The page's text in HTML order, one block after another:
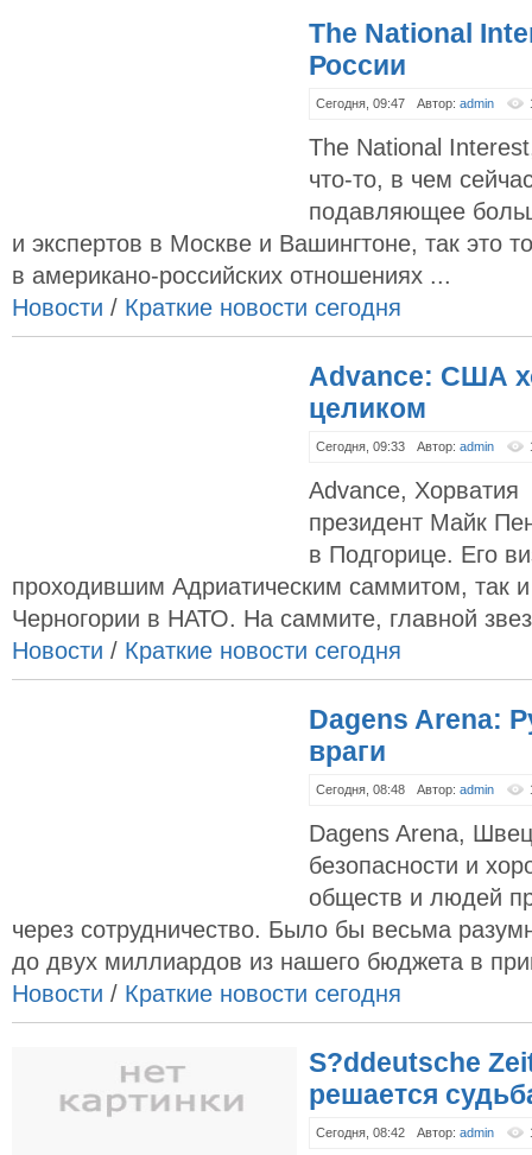
The National
России
Сегодня, 09:47 Автор: admin
The National
что-то, в чем
подавляющее
и экспертов в Москве и Вашингтоне, так это
в американо-российских отношениях ...
Новости / Краткие новости сегодня
Advance: США
целиком
Сегодня, 09:33 Автор: admin
Advance, Хорватия
президент Майк
в Подгорице. Его
проходившим Адриатическим саммитом, так
Черногории в НАТО. На саммите, главной
Новости / Краткие новости сегодня
Dagens Arena:
враги
Сегодня, 08:48 Автор: admin
Dagens Arena,
безопасности и
обществ и людей
через сотрудничество. Было бы весьма
до двух миллиардов из нашего бюджета в
Новости / Краткие новости сегодня
S?ddeutsche
решается
Сегодня, 08:42 Автор: admin